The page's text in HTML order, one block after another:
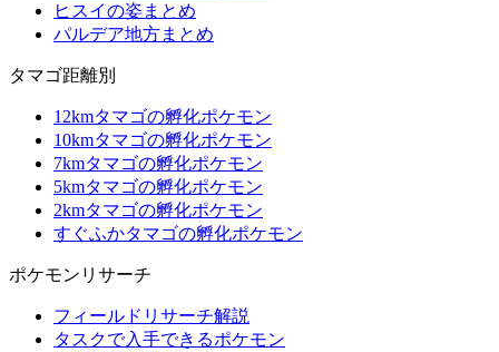
ヒスイの姿まとめ
パルデア地方まとめ
タマゴ距離別
12kmタマゴの孵化ポケモン
10kmタマゴの孵化ポケモン
7kmタマゴの孵化ポケモン
5kmタマゴの孵化ポケモン
2kmタマゴの孵化ポケモン
すぐふかタマゴの孵化ポケモン
ポケモンリサーチ
フィールドリサーチ解説
タスクで入手できるポケモン